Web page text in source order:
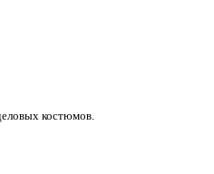
костюмов.